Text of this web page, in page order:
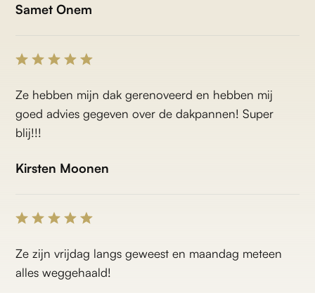
Samet Onem
Ze hebben mijn dak gerenoveerd en hebben mij
goed advies gegeven over de dakpannen! Super
blij!!!
Kirsten Moonen
Ze zijn vrijdag langs geweest en maandag meteen
alles weggehaald!